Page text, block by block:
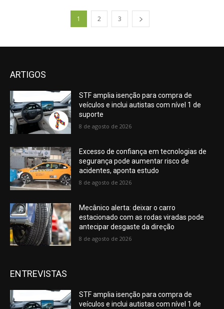
1 2 3
ARTIGOS
STF amplia isenção para compra de
veículos e inclui autistas com nível 1 de
suporte
8 de agosto de 2026
Excesso de confiança em tecnologias de
segurança pode aumentar risco de
acidentes, aponta estudo
8 de agosto de 2026
Mecânico alerta: deixar o carro
estacionado com as rodas viradas pode
antecipar desgaste da direção
8 de agosto de 2026
ENTREVISTAS
STF amplia isenção para compra de
veículos e inclui autistas com nível 1 de